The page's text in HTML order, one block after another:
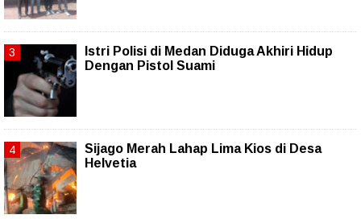
Istri Polisi di Medan Diduga Akhiri Hidup
Dengan Pistol Suami
Sijago Merah Lahap Lima Kios di Desa
Helvetia